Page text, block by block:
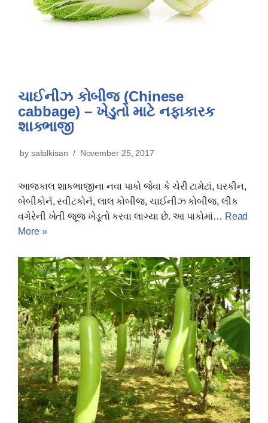
ચાઈનીઝ કોબીજ (Chinese
cabbage) – ખેડુતો માટે નફાકારક
શાક્ભાજી
by safalkisan November 25, 2017
આજકાલ શાકભાજીના નવા પાકો જેવા કે ચેરી ટામેટાં, ઘરકીન,
બેબીકોર્ન, સ્વીટકોર્ન, લાલ કોબીજ, ચાઈનીઝ કોબીજ, લીક
વગેરેની ખેતી જૂજ ખેડૂતો કરવા લાગ્યા છે. આ પાકોમાં… Read
More »